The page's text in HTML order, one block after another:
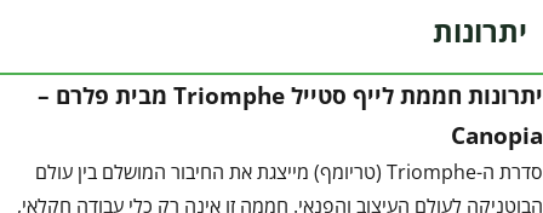
יתרונות
יתרונות חממת לייף סטייל Triomphe מבית פלרם –
Canopia
סדרת ה-Triomphe (טריומף) מייצגת את החיבור המושלם בין עולם
הבוטניקה לעולם העיצוב והפנאי. חממה זו אינה רק כלי עבודה חקלאי,